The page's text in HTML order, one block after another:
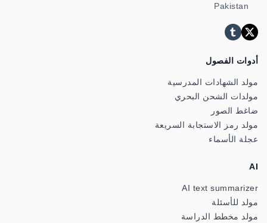
Pakistan
أدوات الفصول
مولد الشهادات المدرسية
مولدات الشحن البحري
ضاغط الصور
مولد رمز الاستجابة السريعة
عجلة الأسماء
AI
AI text summarizer
مولد للأسئلة
مولد مخطط الدراسة